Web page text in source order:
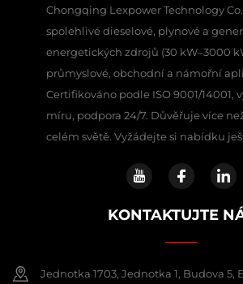
Chongqing Lexpower Technology
spolehlivé dieselové, plynové a
energetických zdrojů (30 kW–3000
průmyslové, obchodní a námořní
Certifikováno podle ISO 9001/14001,
míru, podpora 24/7. Důvěřuje více
celém světě. Vyžádejte si nabídku
KONTAKTUJTE
Jednotka 1703, Jednotka 1, Budova 5,